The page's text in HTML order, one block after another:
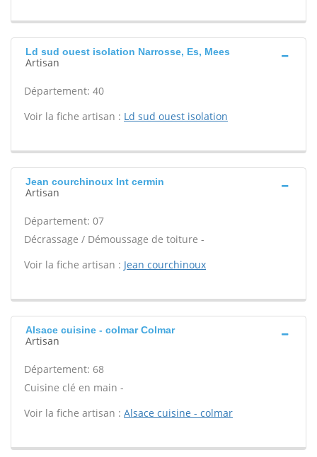
Ld sud ouest isolation Narrosse, Es, Mees
Artisan
Département: 40
Voir la fiche artisan : Ld sud ouest isolation
Jean courchinoux Int cermin
Artisan
Département: 07
Décrassage / Démoussage de toiture -
Voir la fiche artisan : Jean courchinoux
Alsace cuisine - colmar Colmar
Artisan
Département: 68
Cuisine clé en main -
Voir la fiche artisan : Alsace cuisine - colmar